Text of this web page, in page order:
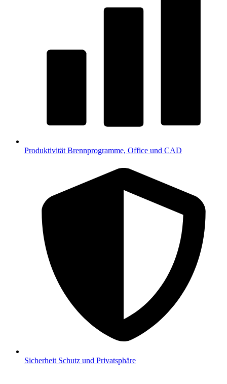
Produktivität Brennprogramme, Office und CAD
Sicherheit Schutz und Privatsphäre